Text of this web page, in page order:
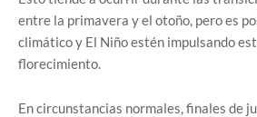
entre la primavera y el otoño, pero es
climático y El Niño estén impulsando
florecimiento.
En circunstancias normales, finales de